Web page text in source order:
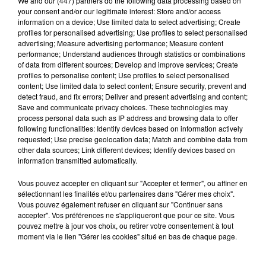
Lecture (2 min 22 sec)
100%
100% Radio les infos de l'Aude
3 janvier 2025 - 2 min 22 sec
LES INFOS DE L'AUDE DU 03/01/2025 À
12H00
your consent and/or our legitimate interest: Store and/or access
information on a device; Use limited data to select advertising; Create
profiles for personalised advertising; Use profiles to select personalised
advertising; Measure advertising performance; Measure content
performance; Understand audiences through statistics or combinations
of data from different sources; Develop and improve services; Create
profiles to personalise content; Use profiles to select personalised
content; Use limited data to select content; Ensure security, prevent and
detect fraud, and fix errors; Deliver and present advertising and content;
Save and communicate privacy choices. These technologies may
process personal data such as IP address and browsing data to offer
following functionalities: Identify devices based on information actively
requested; Use precise geolocation data; Match and combine data from
other data sources; Link different devices; Identify devices based on
information transmitted automatically.
Vous pouvez accepter en cliquant sur "Accepter et fermer", ou affiner en
sélectionnant les finalités et/ou partenaires dans "Gérer mes choix".
Vous pouvez également refuser en cliquant sur "Continuer sans
accepter". Vos préférences ne s'appliqueront que pour ce site. Vous
pouvez mettre à jour vos choix, ou retirer votre consentement à tout
moment via le lien "Gérer les cookies" situé en bas de chaque page.